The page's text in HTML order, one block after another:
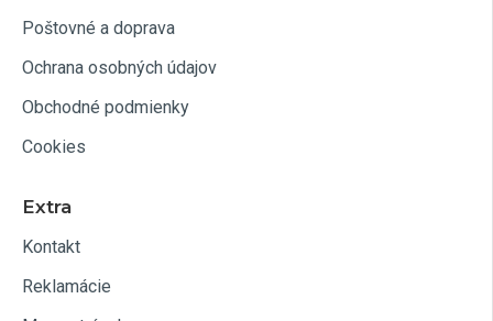
Poštovné a doprava
Ochrana osobných údajov
Obchodné podmienky
Cookies
Extra
Kontakt
Reklamácie